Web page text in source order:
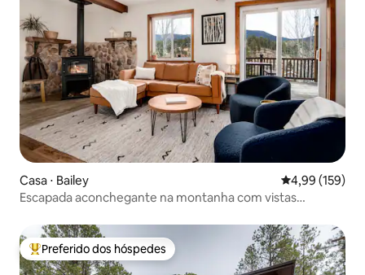
Casa ⋅ Bailey 4,99 de uma
4,99 (159)
Escapada aconchegante na montanha com vistas
Entre os melhores preferidos dos hóspedes
Preferido dos hóspedes